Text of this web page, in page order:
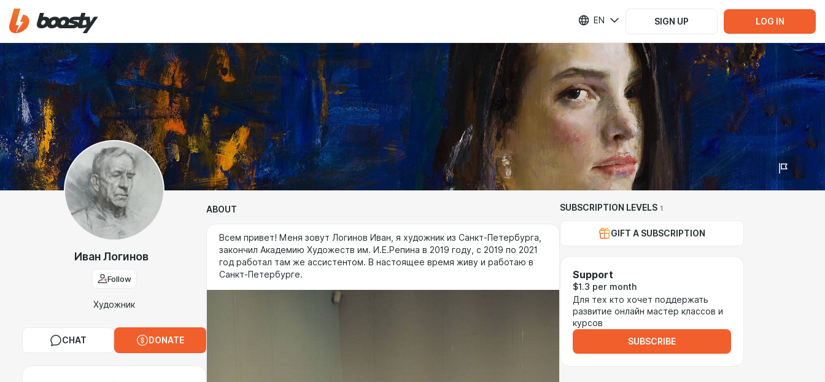
EN SIGN UP LOG IN
Иван Логинов
Follow
Художник
CHAT DONATE
ABOUT
Всем привет! Меня зовут Логинов Иван, я художник из Санкт-Петербурга,
закончил Академию Художеств им. И.Е.Репина в 2019 году, с 2019 по 2021
год работал там же ассистентом. В настоящее время живу и работаю в
Санкт-Петербурге.
SUBSCRIPTION LEVELS 1
GIFT A SUBSCRIPTION
Support
$1.3 per month
Для тех кто хочет поддержать
развитие онлайн мастер классов и
курсов
SUBSCRIBE